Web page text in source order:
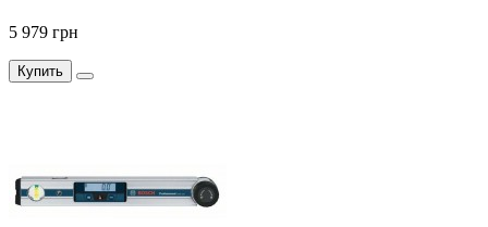
5 979 грн
Купить